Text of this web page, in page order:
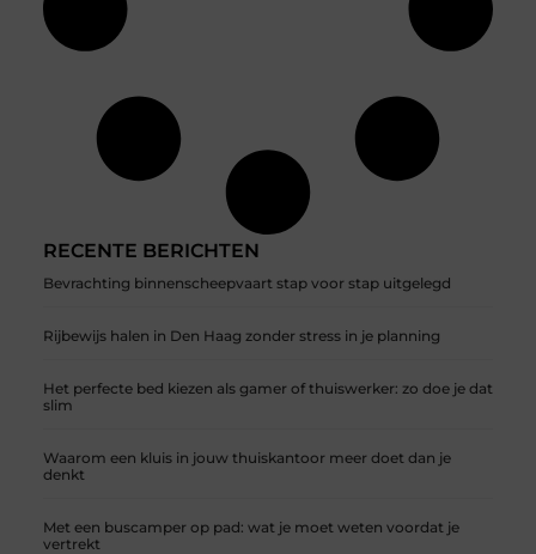
RECENTE BERICHTEN
Bevrachting binnenscheepvaart stap voor stap uitgelegd
Rijbewijs halen in Den Haag zonder stress in je planning
Het perfecte bed kiezen als gamer of thuiswerker: zo doe je dat
slim
Waarom een kluis in jouw thuiskantoor meer doet dan je
denkt
Met een buscamper op pad: wat je moet weten voordat je
vertrekt